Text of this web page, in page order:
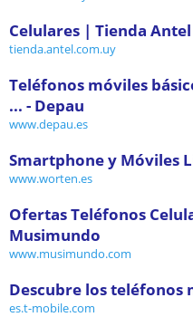
Celulares | Tienda Antel
tienda.antel.com.uy
Teléfonos móviles
... - Depau
www.depau.es
Smartphone y Móviles
www.worten.es
Ofertas Teléfonos
Musimundo
www.musimundo.com
Descubre los teléfonos
es.t-mobile.com